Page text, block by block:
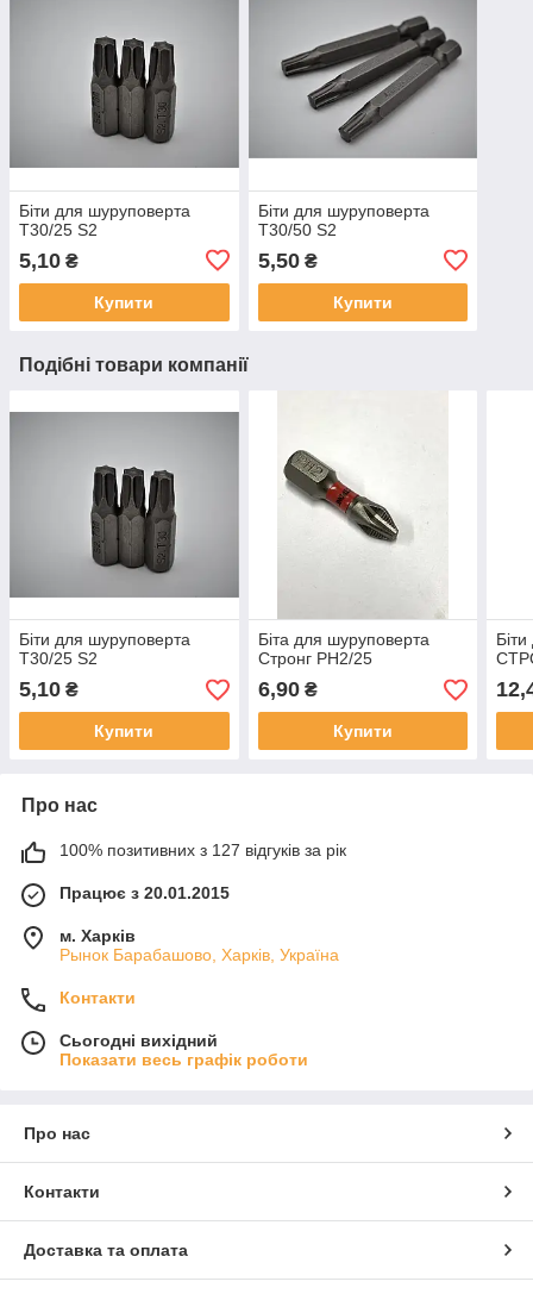
Біти для шуруповерта
T30/25 S2
5,10 ₴
Купити
Біти для шуруповерта
T30/50 S2
5,50₴
Купити
Подібні товари компанії
Біти для шуруповерта
T30/25 S2
5,10 ₴
Купити
Біта для шуруповерта
Стронг PH2/25
6,90₴
Купити
Про нас
100% позитивних з 127 відгуків за рік
Працює з 20.01.2015
м. Харків
Рынок Барабашово, Харків, Україна
Контакти
Сьогодні вихідний
Показати весь графік роботи
Про нас
Контакти
Доставка та оплата